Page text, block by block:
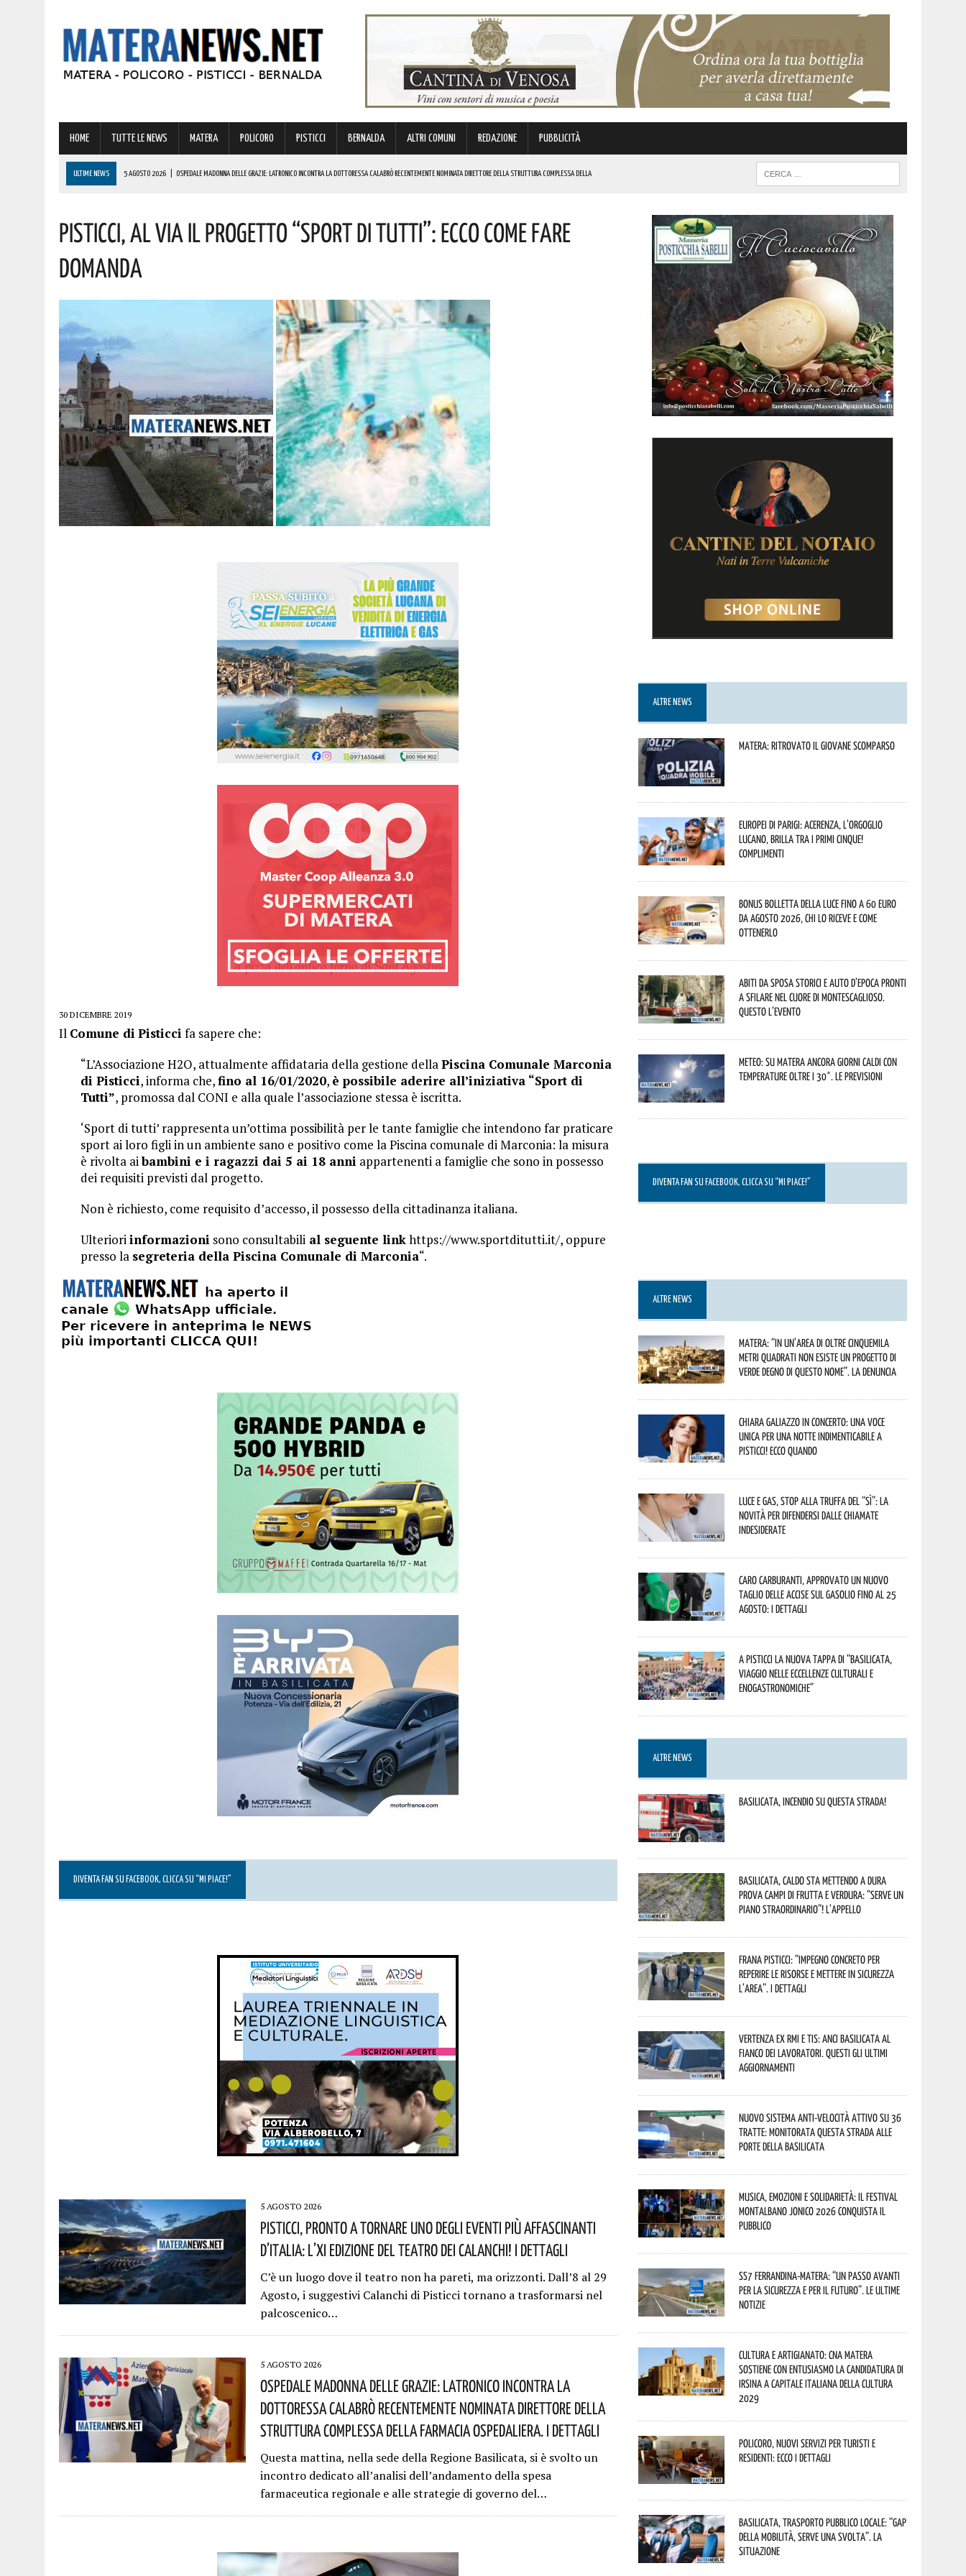
HOME TUTTE LE NEWS MATERA POLICORO PISTICCI BERNALDA ALTRI COMUNI REDAZIONE PUBBLICITÀ
ULTIME NEWS 5 AGOSTO 2026 OSPEDALE MADONNA DELLE GRAZIE: LATRONICO INCONTRA LA DOTTORESSA CALABRÒ RECENTEMENTE NOMINATA DIRETTORE DELLA STRUTTURA COMPLESSA DELLA
A METAPONTO SOCCORSA UNA PERSONA IN SPIAGGIA. ECCO COSA È SUCCESSO
5 AGOSTO 2026 | VERTENZA CALLMAT, LA REGIONE: “COMPRENDIAMO LE PREOCCUPAZIONI DEI LAVORATORI E DEI SINDACATI TUTTAVIA IL PERCORSO NON SI È INTERROTTO”. I DETTAGLI
5 AGOSTO 2026 GRAVE INCENDIO IN BASILICATA! VIGILI DEL FUOCO SUL POSTO DA IERI
Pisticci, Al Via Il Progetto “Sport Di Tutti”: Ecco Come Fare
Domanda
30 DICEMBRE 2019
Il Comune di Pisticci fa sapere che:
“L’Associazione H2O, attualmente affidataria della gestione dellaPiscina Comunale Marconia
di Pisticci, informa che,fino al 16/01/2020, è possibile aderire all’iniziativa “Sport di
Tutti”, promossa dal CONI e alla quale l’associazione stessa è iscritta.
‘Sport di tutti’ rappresenta un’ottima possibilità per le tante famiglie che intendono far praticare
sport ai loro figli in un ambiente sano e positivo come la Piscina comunale di Marconia: la misura
è rivolta aibambini e i ragazzi dai 5 ai 18 anni appartenenti a famiglie che sono in possesso
dei requisiti previsti dal progetto.
Non è richiesto, come requisito d’accesso, il possesso della cittadinanza italiana.
Ulterioriinformazioni sono consultabili al seguente linkhttps://www.sportditutti.it/, oppure
presso la segreteria della Piscina Comunale di Marconia“.
DIVENTA FAN SU FACEBOOK, CLICCA SU “MI PIACE!”
5 AGOSTO 2026
Pisticci, Pronto A Tornare Uno Degli Eventi Più Affascinanti
D’Italia: L’XI Edizione Del Teatro Dei Calanchi! I Dettagli
C’è un luogo dove il teatro non ha pareti, ma orizzonti. Dall’8 al 29
Agosto, i suggestivi Calanchi di Pisticci tornano a trasformarsi nel
palcoscenico…
5 AGOSTO 2026
Ospedale Madonna Delle Grazie: Latronico Incontra La
Dottoressa Calabrò Recentemente Nominata Direttore Della
Struttura Complessa Della Farmacia Ospedaliera. I Dettagli
Questa mattina, nella sede della Regione Basilicata, si è svolto un
incontro dedicato all’analisi dell’andamento della spesa
farmaceutica regionale e alle strategie di governo del…
ALTRE NEWS
Matera: ritrovato il giovane scomparso
Europei di Parigi: Acerenza, l’orgoglio
lucano, brilla tra i primi cinque!
Complimenti
Bonus bolletta della luce fino a 60 euro
da agosto 2026, chi lo riceve e come
ottenerlo
Abiti da sposa storici e auto d’epoca pronti
a sfilare nel cuore di Montescaglioso.
Questo l’evento
Meteo: su Matera ancora giorni caldi con
temperature oltre i 30°. Le previsioni
DIVENTA FAN SU FACEBOOK, CLICCA SU “MI PIACE!”
ALTRE NEWS
Matera: “In un’area di oltre cinquemila
metri quadrati non esiste un progetto di
verde degno di questo nome”. La denuncia
Chiara Galiazzo in concerto: una voce
unica per una notte indimenticabile a
Pisticci! Ecco quando
Luce e gas, stop alla truffa del “Sì”: la
novità per difendersi dalle chiamate
indesiderate
Caro carburanti, approvato un nuovo
taglio delle accise sul gasolio fino al 25
agosto: i dettagli
A Pisticci la nuova tappa di “Basilicata,
viaggio nelle eccellenze culturali e
enogastronomiche”
ALTRE NEWS
Basilicata, incendio su questa strada!
Basilicata, caldo sta mettendo a dura
prova campi di frutta e verdura: “Serve un
piano straordinario”! L’appello
Frana Pisticci: “Impegno concreto per
reperire le risorse e mettere in sicurezza
l’area”. I dettagli
Vertenza ex RMI e TIS: ANCI Basilicata al
fianco dei lavoratori. Questi gli ultimi
aggiornamenti
Nuovo sistema anti-velocità attivo su 36
tratte: monitorata questa strada alle
porte della Basilicata
Musica, emozioni e solidarietà: il Festival
Montalbano Jonico 2026 conquista il
pubblico
SS7 Ferrandina-Matera: “Un passo avanti
per la sicurezza e per il futuro”. Le ultime
notizie
Cultura e Artigianato: CNA Matera
sostiene con entusiasmo la candidatura di
Irsina a Capitale Italiana della Cultura
2029
Policoro, nuovi servizi per turisti e
residenti: ecco i dettagli
Basilicata, trasporto pubblico locale: “Gap
della mobilità, serve una svolta”. La
situazione